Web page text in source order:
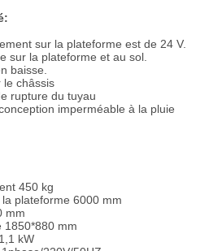
sur la plateforme est de 24 V.
sur la plateforme et au sol.
baisse.
le châssis
rupture du tuyau
imperméable à la pluie
450 kg
plateforme 6000 mm
mm
1850*880 mm
kW